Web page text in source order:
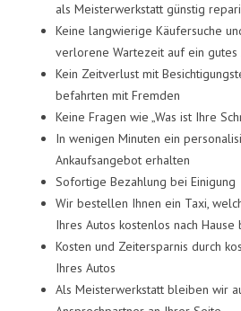
als Meis­ter­werk­statt güns­tig
Kei­ne lang­wie­ri­ge Käu­fer­su­che
ver­lo­re­ne War­te­zeit auf ein gutes
Kein Zeit­ver­lust mit
be­fahr­ten mit Fremden
Kei­ne Fra­gen wie „Was ist Ihre
In weni­gen Minu­ten ein
Ankaufs­an­ge­bot erhalten
Sofor­ti­ge Bezah­lung bei Einigung
Wir bestel­len Ihnen ein Taxi,
Ihres Autos kos­ten­los nach Hau­se
Kos­ten und Zeit­er­spar­nis durch
Ihres Autos
Als Meis­ter­werk­statt blei­ben wir